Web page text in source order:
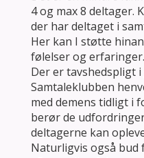
4 og max 8 deltager.
der har deltaget i
Her kan I støtte
følelser og erfaringer.
Der er tavshedspligt
Samtaleklubben
med demens tidligt i
berør de
deltagerne kan
Naturligvis også bud